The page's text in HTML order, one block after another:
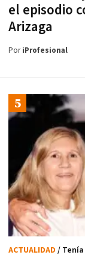
el episodio
Arizaga
PoriProfesional
ACTUALIDAD / Tenía